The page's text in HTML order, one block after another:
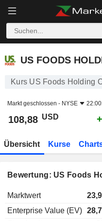
US FOODS HOLDING
US FOODS
Kurs US Foods Holding
Markt geschlossen - NYSE
108,88 USD
Übersicht Kurse
Bewertung: US Foods
Marktwert
Enterprise Value (EV)